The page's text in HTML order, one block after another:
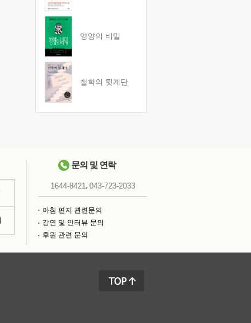
영양의 비밀
철학의 뒷계단
문의 및 연락
1644-8421, 043-723-2033
아침 편지 관련문의
강연 및 인터뷰 문의
후원 관련 문의